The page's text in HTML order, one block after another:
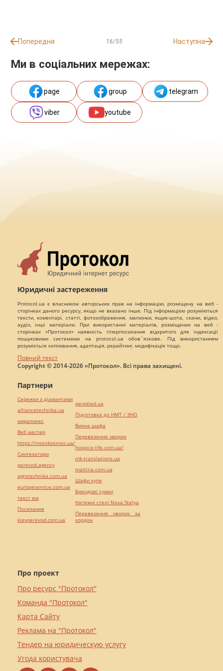
Попередня 16/55 Наступна
Ми в соціальних мережах:
page group telegram
viber youtube
Юридичні застереження
Protocol.ua є власником авторських прав на інформацію, розміщену на веб -
сторінках даного ресурсу, якщо не вказано інше. Під інформацією розуміються
тексти, коментарі, статті, фотозображення, малюнки, ящик-шота, скани, відео,
аудіо, інші матеріали. При використанні матеріалів, розміщених на веб -
сторінках «Протокол» наявність гіперпосилання відкритого для індексації
пошуковими системами на protocol.ua обов`язкове. Під використанням
розуміється копіювання, адаптація, рерайтинг, модифікація тощо.
Повний текст
Copyright © 2014-2026 «Протокол». Всі права захищені.
Про проект
Про ресурс "Протокол"
Команда "Протокол"
Карта Сайту
Реклама на "Протокол"
Тендер на юридическую услугу
Угода користувача
Партнери
Сережки з діамантами
alliancetechnika.ua
миралинкс
Веб мастер
https://motokosmos.ua/
Синтезатори
perevod.agency
agrotechnika.com.ua
europeservice.com.ua
текст юа
Посилання
kievperevod.com.ua
pereklad.ua
Підготовка до НМТ / ЗНО
Винна шафа
Перевезення хворих
hospice-life.com.ua/
mk-translations.ua
maltina.com.ua
Шафи купе
Брендові сумки
Натяжні стелі Nova Stelya
Перевезення хворих за
кордон